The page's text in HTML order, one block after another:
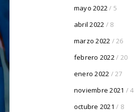
mayo 2022/ 5
abril 2022 / 8
marzo 2022 / 26
febrero 2022/ 20
enero 2022 / 27
noviembre 2021 / 4
octubre 2021 / 8